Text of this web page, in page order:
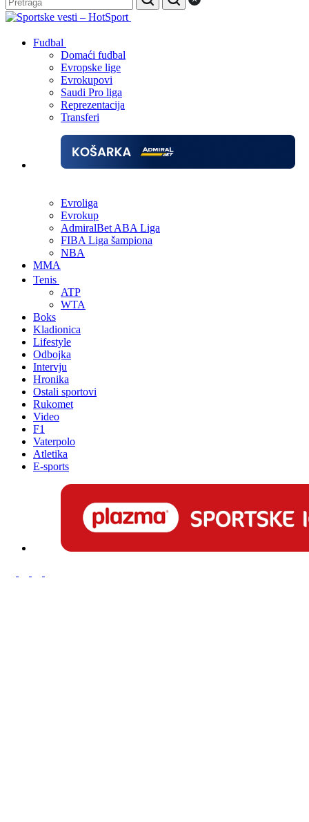
Fudbal
Domaći fudbal
Evropske lige
Evrokupovi
Saudi Pro liga
Reprezentacija
Transferi
Evroliga
Evrokup
AdmiralBet ABA Liga
FIBA Liga šampiona
NBA
MMA
Tenis
ATP
WTA
Boks
Kladionica
Lifestyle
Odbojka
Intervju
Hronika
Ostali sportovi
Rukomet
Video
F1
Vaterpolo
Atletika
E-sports